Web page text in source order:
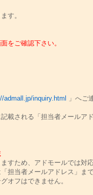
す。
をご確認下さい。
admall.jp/inquiry.html
」へご
載される「担当者メールア
すため、アドモールでは対
担当者メールアドレス」ま
オフはできません。